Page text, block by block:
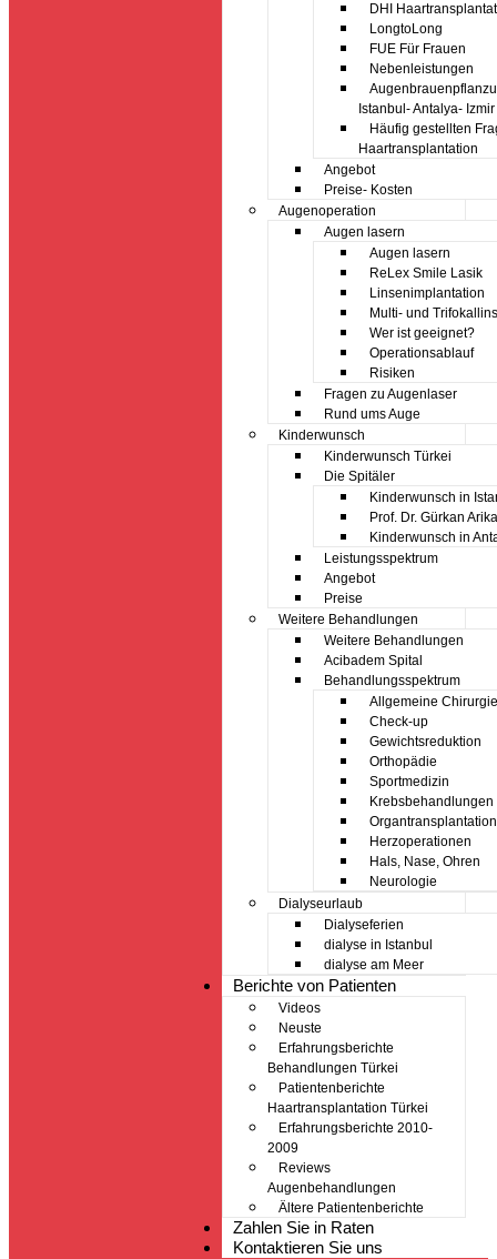
DHI
LongtoLong
FUE Für Frauen
Nebenleistungen
Istanbul- Antalya- Izmir
Häufig gestellten
Haartransplantation
Angebot
Preise- Kosten
Augenoperation
Augen lasern
Augen lasern
ReLex Smile Lasik
Linsenimplantation
Multi- und
Wer ist geeignet?
Operationsablauf
Risiken
Fragen zu Augenlaser
Rund ums Auge
Kinderwunsch
Kinderwunsch Türkei
Die Spitäler
Kinderwunsch in
Prof. Dr. Gürkan
Kinderwunsch in
Leistungsspektrum
Angebot
Preise
Weitere Behandlungen
Weitere Behandlungen
Acibadem Spital
Behandlungsspektrum
Allgemeine Chirurgie
Check-up
Gewichtsreduktion
Orthopädie
Sportmedizin
Krebsbehandlungen
Organtransplantation
Herzoperationen
Hals, Nase, Ohren
Neurologie
Dialyseurlaub
Dialyseferien
dialyse in Istanbul
dialyse am Meer
Berichte von Patienten
Videos
Neuste
Erfahrungsberichte
Behandlungen Türkei
Patientenberichte
Haartransplantation Türkei
Erfahrungsberichte 2010-
2009
Reviews
Augenbehandlungen
Ältere Patientenberichte
Zahlen Sie in Raten
Kontaktieren Sie uns